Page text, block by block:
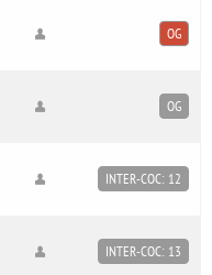
OG
OG
INTER-COC: 12
INTER-COC: 13